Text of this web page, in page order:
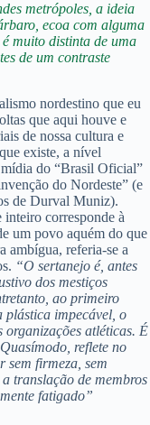
metrópoles, a ideia
ecoa com alguma
muito distinta de uma
de um contraste
nordestino que eu
que aqui houve e
de nossa cultura e
existe, a nível
mídia do “Brasil Oficial”
do Nordeste” (e
de Durval Muniz).
corresponde à
um povo aquém do que
ambígua, referia-se a
“O sertanejo é, antes
dos mestiços
ao primeiro
plástica impecável, o
atléticas. É
reflete no
sem firmeza, sem
translação de membros
fatigado”